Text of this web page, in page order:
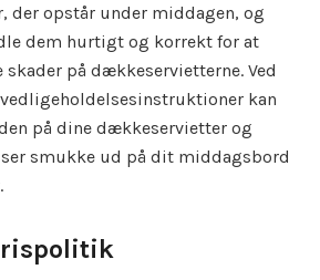
der opstår under middagen, og
dem hurtigt og korrekt for at
skader på dækkeservietterne. Ved
kan
på dine dækkeservietter og
smukke ud på dit middagsbord